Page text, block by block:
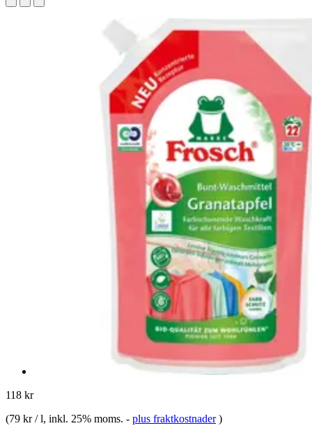
118 kr
(79 kr / l, inkl. 25% moms. - plus fraktkostnader )